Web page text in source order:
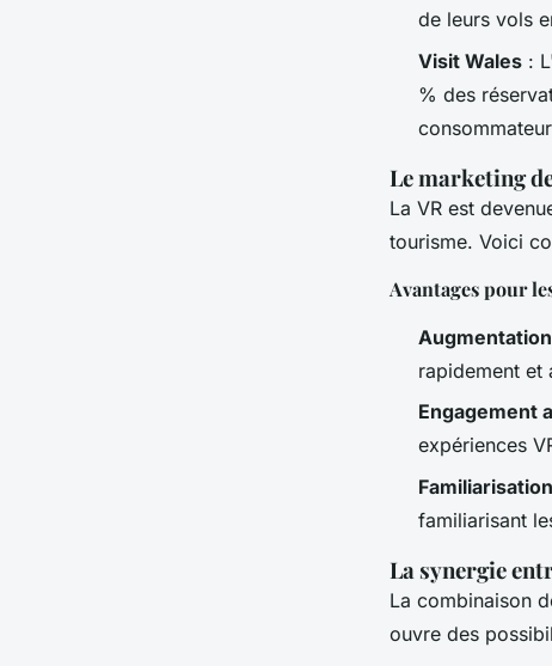
de leurs vols
Visit Wales :
% des
Le marketing
La VR est
tourisme. Voici
Avantages pour
rapidement et
Engagement
expériences
familiarisant
La synergie
La combinaison
ouvre des